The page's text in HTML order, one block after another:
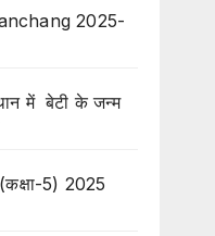
2025-
में बेटी के जन्म
5) 2025